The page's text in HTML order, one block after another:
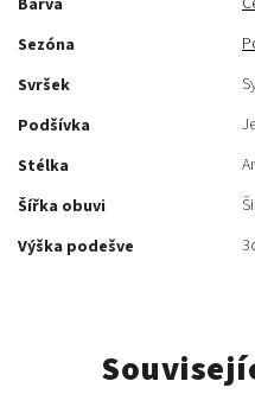
Barva
Sezóna
Svršek
Podšívka
Stélka
Šířka obuvi
Výška podešve